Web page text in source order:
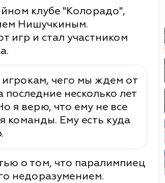
клубе "Колорадо",
Нишучкиным.
игр и стал участником
чего мы ждем от
несколько лет
я верю, что ему не все
команды. Ему есть куда
о том, что паралимпиец
недоразумением.